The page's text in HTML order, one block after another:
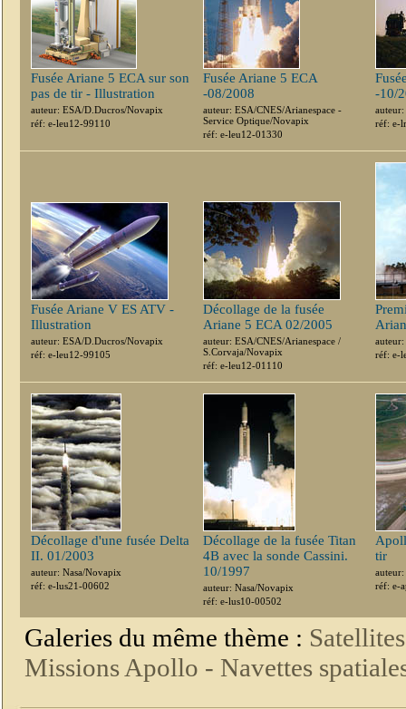
Fusée Ariane 5 ECA sur son
pas de tir - Illustration
auteur: ESA/D.Ducros/Novapix
réf: e-leu12-99110
Fusée Ariane 5 ECA
-08/2008
auteur: ESA/CNES/Arianespace -
Service Optique/Novapix
réf: e-leu12-01330
-10/
réf: e-
Fusée Ariane V ES ATV -
Illustration
auteur: ESA/D.Ducros/Novapix
réf: e-leu12-99105
Décollage de la fusée
Ariane 5 ECA 02/2005
auteur: ESA/CNES/Arianespace /
S.Corvaja/Novapix
réf: e-leu12-01110
réf: e-
Décollage d'une fusée Delta
II. 01/2003
auteur: Nasa/Novapix
réf: e-lus21-00602
Décollage de la fusée Titan
4B avec la sonde Cassini.
10/1997
auteur: Nasa/Novapix
réf: e-lus10-00502
tir
réf: e-
Galeries du même thème :
Missions Apollo - Navettes